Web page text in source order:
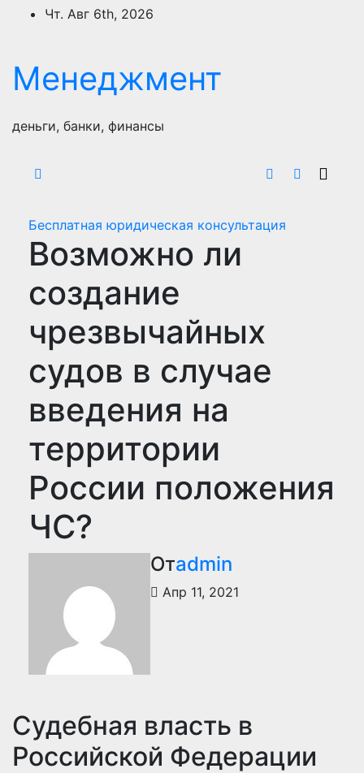
ПерейтиЧт. Авг 6th, 2026
Менеджмент
деньги, банки, финансы
Бесплатная юридическая консультация
Возможно ли
создание
чрезвычайных
судов в случае
введения на
территории
России положения
ЧС?
Отadmin
Апр 11, 2021
Судебная власть в
Российской Федерации